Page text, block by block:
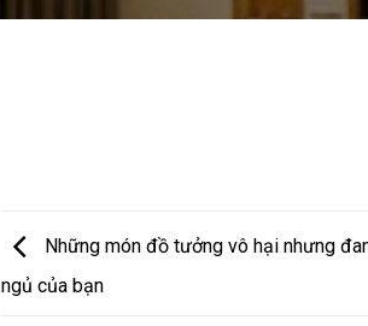
Những món đồ tưởng vô hại nhưng
ngủ của bạn